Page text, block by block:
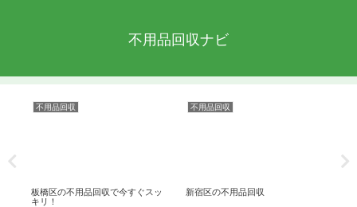
不用品回収ナビ
不用品回収
板橋区の不用品回収で今すぐスッ
キリ！
不用品回収
新宿区の不用品回収